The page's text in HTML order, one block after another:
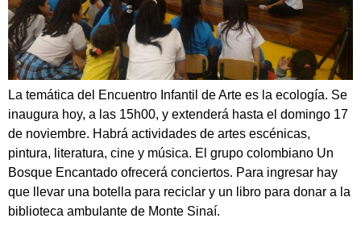
La temática del Encuentro Infantil de Arte es la ecología. Se
inaugura hoy, a las 15h00, y extenderá hasta el domingo 17
de noviembre. Habrá actividades de artes escénicas,
pintura, literatura, cine y música. El grupo colombiano Un
Bosque Encantado ofrecerá conciertos. Para ingresar hay
que llevar una botella para reciclar y un libro para donar a la
biblioteca ambulante de Monte Sinaí.